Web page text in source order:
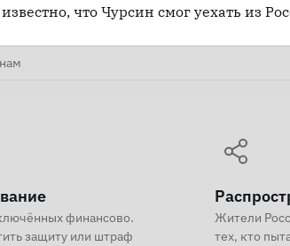
что Чурсин смог уехать из
финансово.
защиту или штраф
Жители
тех, кто